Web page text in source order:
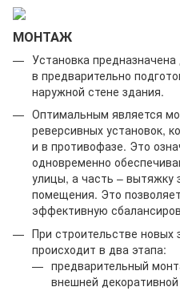
МОНТАЖ
Установка
в предварительно
наружной стене здания.
Оптимальным является
реверсивных установок,
и в противофазе. Это
одновременно
улицы, а часть – вытяжку
помещения. Это
эффективную
При строительстве
происходит в два этапа:
предварительный
внешней